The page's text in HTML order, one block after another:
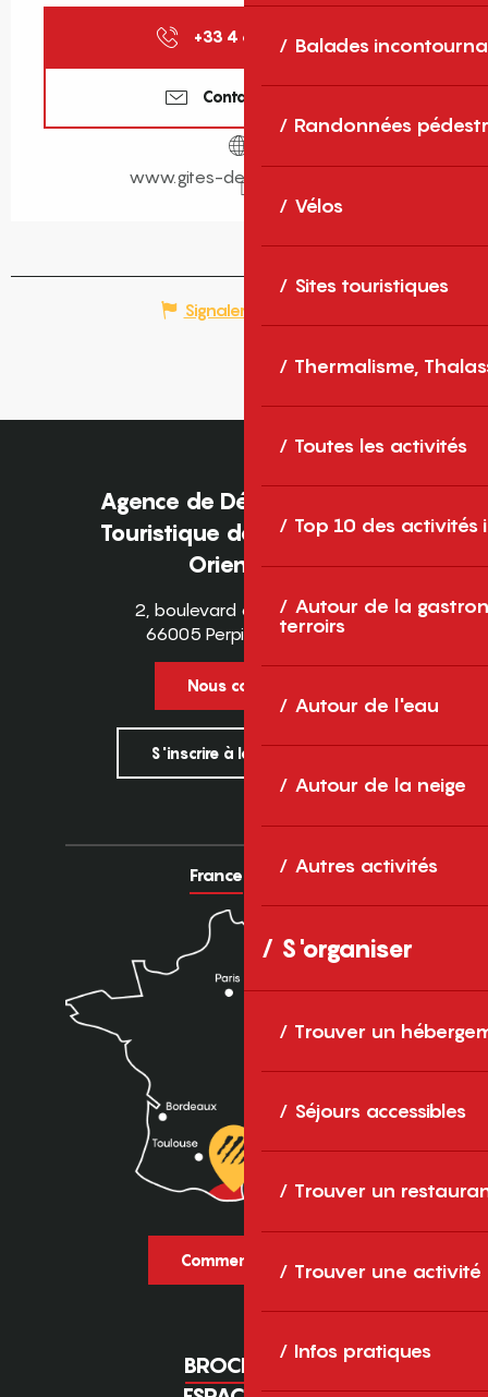
Balades
Randonnées
Vélos
Sites touristiques
Thermalisme,
Toutes les activités
Top 10 des activités
Autour de la
terroirs
Autour de l'eau
Autour de la neige
Autres activités
S'organiser
Trouver un
Séjours accessibles
Trouver un
Trouver une activité
Infos pratiques
+33 4 68 11 40 ▒▒
Contactez-nous
www.gites-de-france-sud.fr
Signaler une erreur
Agence de Développement
Touristique des Pyrénées-
Orientales
2, boulevard des Pyrénées
66005 Perpignan Cedex
Nous contacter
S'inscrire à la newsletter
France Europe
Comment venir ?
BROCHURES